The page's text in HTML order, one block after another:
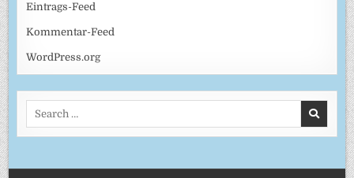
Eintrags-Feed
Kommentar-Feed
WordPress.org
Search